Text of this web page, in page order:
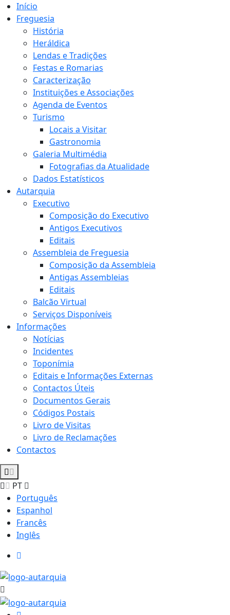
Início
Freguesia
História
Heráldica
Lendas e Tradições
Festas e Romarias
Caracterização
Instituições e Associações
Agenda de Eventos
Turismo
Locais a Visitar
Gastronomia
Galeria Multimédia
Fotografias da Atualidade
Dados Estatísticos
Autarquia
Executivo
Composição do Executivo
Antigos Executivos
Editais
Assembleia de Freguesia
Composição da Assembleia
Antigas Assembleias
Editais
Balcão Virtual
Serviços Disponíveis
Informações
Notícias
Incidentes
Toponímia
Editais e Informações Externas
Contactos Úteis
Documentos Gerais
Códigos Postais
Livro de Visitas
Livro de Reclamações
Contactos
PT
Português
Espanhol
Francês
Inglês